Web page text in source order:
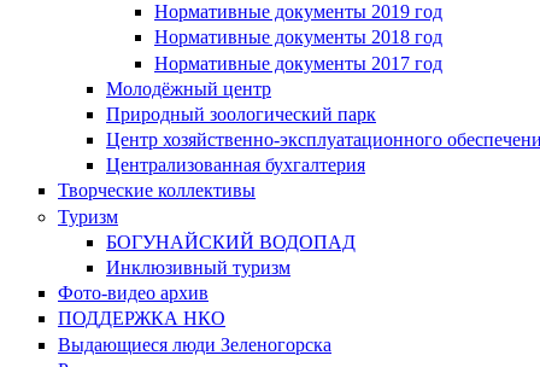
Нормативные документы 2019 год
Нормативные документы 2018 год
Нормативные документы 2017 год
Молодёжный центр
Природный зоологический парк
Центр хозяйственно-эксплуатационного
Централизованная бухгалтерия
Творческие коллективы
Туризм
БОГУНАЙСКИЙ ВОДОПАД
Инклюзивный туризм
Фото-видео архив
ПОДДЕРЖКА НКО
Выдающиеся люди Зеленогорска